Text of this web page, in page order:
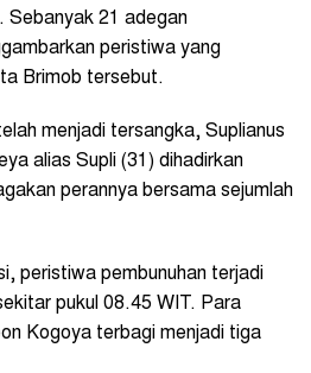
Sebanyak 21 adegan
peristiwa yang
Brimob tersebut.
menjadi tersangka, Suplianus
alias Supli (31) dihadirkan
perannya bersama sejumlah
peristiwa pembunuhan terjadi
pukul 08.45 WIT. Para
Kogoya terbagi menjadi tiga